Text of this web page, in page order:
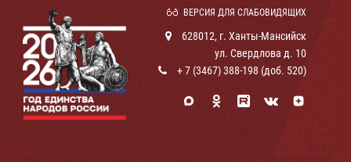
ВЕРСИЯ ДЛЯ СЛАБОВИДЯЩИХ
628012, г. Ханты-Мансийск
ул. Свердлова д. 10
+ 7 (3467) 388-198 (доб. 520)